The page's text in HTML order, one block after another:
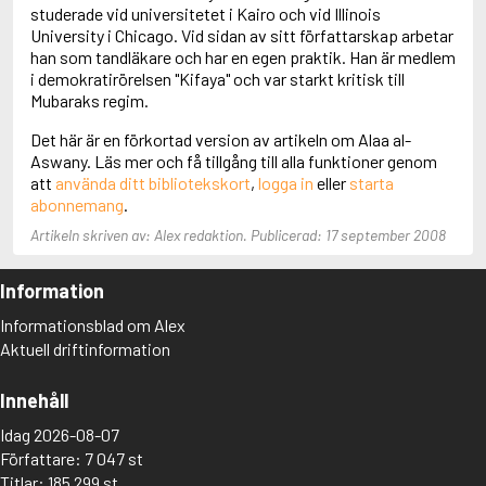
Adolfsson, Maria
Adolphsen, Peter
studerade vid universitetet i Kairo och vid Illinois
University i Chicago. Vid sidan av sitt författarskap arbetar
han som tandläkare och har en egen praktik. Han är medlem
i demokratirörelsen "Kifaya" och var starkt kritisk till
Mubaraks regim.
Det här är en förkortad version av artikeln om Alaa al-
Aswany. Läs mer och få tillgång till alla funktioner genom
att använda ditt bibliotekskort, logga in eller starta
abonnemang
Artikeln skriven av: Alex redaktion. Publicerad: 17 september 2008
Information
Informationsblad om Alex
Aktuell driftinformation
Innehåll
Idag 2026-08-07
Författare: 7 047 st
Titlar: 185 299 st